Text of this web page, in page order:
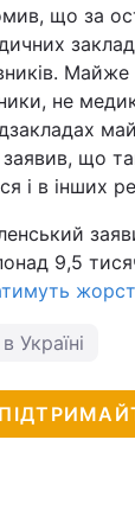
що за
не
що
і в інших
9,5
Україні